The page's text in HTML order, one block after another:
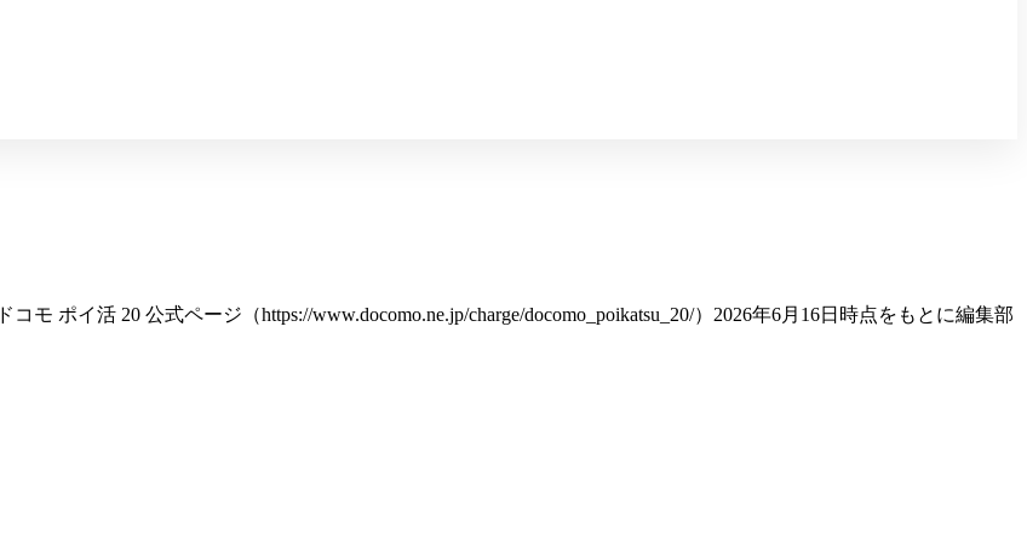
ドコモ ポイ活 20 公式ページ（https://www.docomo.ne.jp/charge/docomo_poikatsu_20/）2026年6月16日時点をもとに編集部